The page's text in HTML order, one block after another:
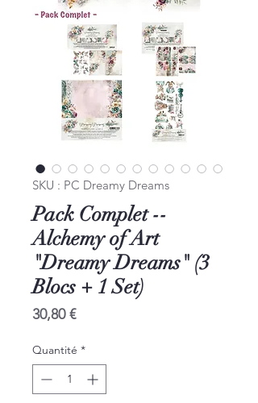
SKU : PC Dreamy Dreams
Pack Complet --
Alchemy of Art
"Dreamy Dreams" (3
Blocs + 1 Set)
30,80 €Prix
Quantité *